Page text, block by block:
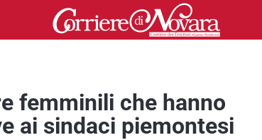
femminili che hanno
ai sindaci piemontesi